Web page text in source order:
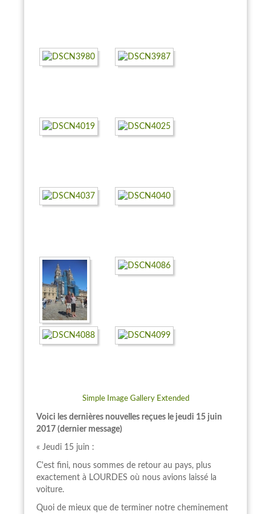
Simple Image Gallery Extended
Voici les dernières nouvelles reçues le jeudi 15 juin
2017 (dernier message)
« Jeudi 15 juin :
C'est fini, nous sommes de retour au pays, plus
exactement à LOURDES où nous avions laissé la
voiture.
Quoi de mieux que de terminer notre cheminement